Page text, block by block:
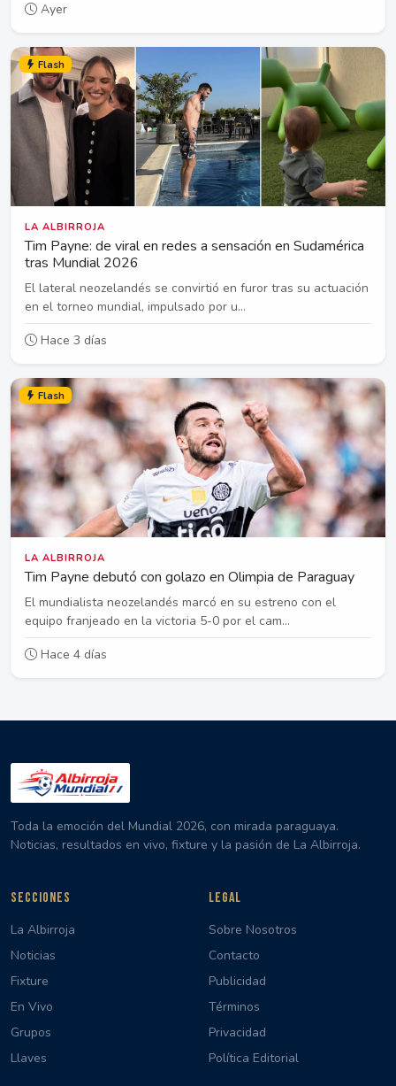
Ayer
Flash
LA ALBIRROJA
Tim Payne: de viral en redes a sensación en Sudamérica
tras Mundial 2026
El lateral neozelandés se convirtió en furor tras su actuación
en el torneo mundial, impulsado por u...
Hace 3 días
Flash
LA ALBIRROJA
Tim Payne debutó con golazo en Olimpia de Paraguay
El mundialista neozelandés marcó en su estreno con el
equipo franjeado en la victoria 5-0 por el cam...
Hace 4 días
Toda la emoción del Mundial 2026, con mirada paraguaya.
Noticias, resultados en vivo, fixture y la pasión de La Albirroja.
SECCIONES
La Albirroja
Noticias
Fixture
En Vivo
Grupos
Llaves
LEGAL
Sobre Nosotros
Contacto
Publicidad
Términos
Privacidad
Política Editorial